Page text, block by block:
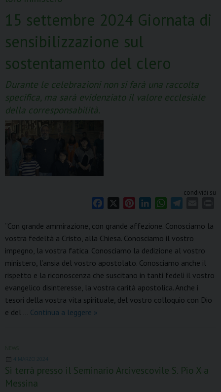
2024/25
15 settembre 2024 Giornata di
sensibilizzazione sul
sostentamento del clero
Durante le celebrazioni non si farà una raccolta
specifica, ma sarà evidenziato il valore ecclesiale
della corresponsabilità.
condividi su
c
e
b
o
o
k
n
t
e
r
e
s
t
n
k
e
d
I
n
W
a
t
s
A
p
p
l
e
g
r
a
m
a
l
“Con grande ammirazione, con grande affezione. Conosciamo la
vostra fedeltà a Cristo, alla Chiesa. Conosciamo il vostro
impegno, la vostra fatica. Conosciamo la dedizione al vostro
ministero, l’ansia del vostro apostolato. Conosciamo anche il
rispetto e la riconoscenza che suscitano in tanti fedeli il vostro
evangelico disinteresse, la vostra carità apostolica. Anche i
tesori della vostra vita spirituale, del vostro colloquio con Dio
e del … Continua a leggere 15
sensibilizzazione
»
4 MARZO 2024
Si terrà presso il Seminario Arcivescovile S. Pio X a
Messina